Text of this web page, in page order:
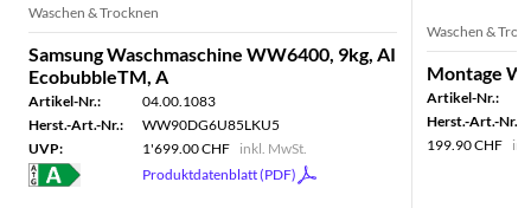
Waschen & Trocknen
Samsung Waschmaschine WW6400, 9kg, AI
EcobubbleTM, A
Artikel-Nr.:
04.00.1083
Herst.-Art.-Nr.:
WW90DG6U85LKU5
UVP:
1'699.00 CHF inkl. MwSt.
Produktdatenblatt (PDF)
Waschen &
Montage
Artikel-Nr.:
Herst.-Art.-Nr.:
199.90 CHF